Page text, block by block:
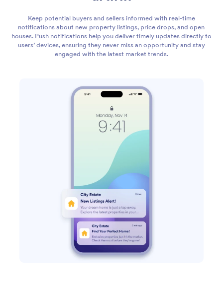
Keep potential buyers and sellers informed with real-time
notifications about new property listings, price drops, and open
houses. Push notifications help you deliver timely updates directly to
users’ devices, ensuring they never miss an opportunity and stay
engaged with the latest market trends.